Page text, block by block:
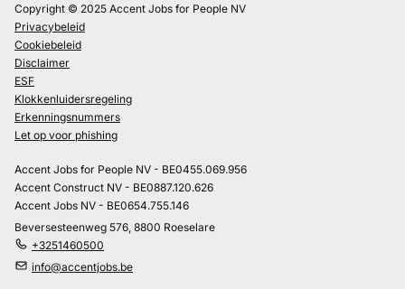
Copyright © 2025 Accent Jobs for People NV
Privacybeleid
Cookiebeleid
Disclaimer
ESF
Klokkenluidersregeling
Erkenningsnummers
Let op voor phishing
Accent Jobs for People NV - BE0455.069.956
Accent Construct NV - BE0887.120.626
Accent Jobs NV - BE0654.755.146
Beversesteenweg 576, 8800 Roeselare
+3251460500
info@accentjobs.be